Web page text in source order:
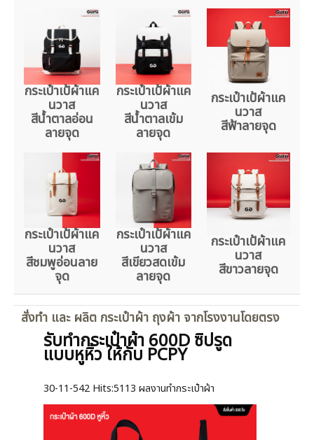
กระเป๋าเป้ผ้าแค
นวาส
สีน้ำตาลอ่อน
ลายจุด
กระเป๋าเป้ผ้าแค
นวาส
สีน้ำตาลเข้ม
ลายจุด
กระเป๋าเป้ผ้าแค
นวาส
สีฟ้าลายจุด
กระเป๋าเป้ผ้าแค
นวาส
สีชมพูอ่อนลาย
จุด
กระเป๋าเป้ผ้าแค
นวาส
สีเขียวสดเข้ม
ลายจุด
กระเป๋าเป้ผ้าแค
นวาส
สีขาวลายจุด
สั่งทำ และ ผลิต กระเป๋าผ้า ถุงผ้า จากโรงงานโดยตรง
รับทำกระเป๋าผ้า 600D ซิปรูด
แบบหูหิ้ว ให้กับ PCPY
30-11-542 Hits:5113 ผลงานทำกระเป๋าผ้า